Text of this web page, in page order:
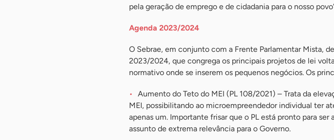
pela geração de emprego e de cidadania para o nosso
Agenda 2023/2024
O Sebrae, em conjunto com a Frente Parlamentar Mista,
2023/2024, que congrega os principais projetos de lei
normativo onde se inserem os pequenos negócios. Os
Aumento do Teto do MEI (PL 108/2021) – Trata da
MEI, possibilitando ao microempreendedor individual ter
apenas um. Importante frisar que o PL está pronto para ser
assunto de extrema relevância para o Governo.